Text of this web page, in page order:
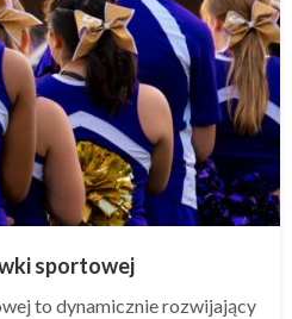
sportowej
to dynamicznie rozwijający